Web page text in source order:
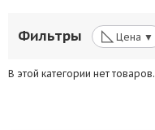
Фильтры ◺ Цена ▼
В этой категории нет товаров.